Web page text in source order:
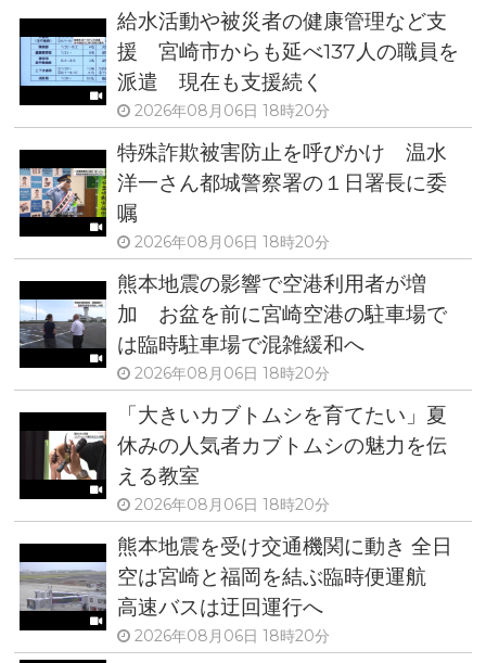
給水活動や被災者の健康管理など支
援 宮崎市からも延べ137人の職員を
派遣 現在も支援続く
2026年08月06日 18時20分
特殊詐欺被害防止を呼びかけ 温水
洋一さん都城警察署の１日署長に委
嘱
2026年08月06日 18時20分
熊本地震の影響で空港利用者が増
加 お盆を前に宮崎空港の駐車場で
は臨時駐車場で混雑緩和へ
2026年08月06日 18時20分
「大きいカブトムシを育てたい」夏
休みの人気者カブトムシの魅力を伝
える教室
2026年08月06日 18時20分
熊本地震を受け交通機関に動き 全日
空は宮崎と福岡を結ぶ臨時便運航
高速バスは迂回運行へ
2026年08月06日 18時20分